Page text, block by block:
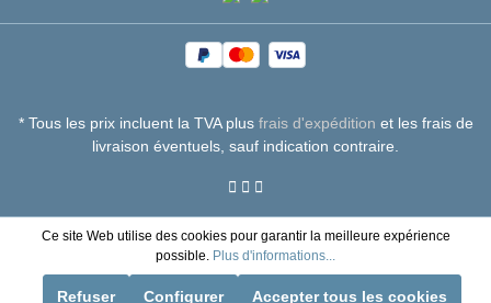
* Tous les prix incluent la TVA plus frais d'expédition et les frais de
livraison éventuels, sauf indication contraire.
Ce site Web utilise des cookies pour garantir la meilleure expérience
possible. Plus d'informations...
Refuser Configurer Accepter tous les cookies